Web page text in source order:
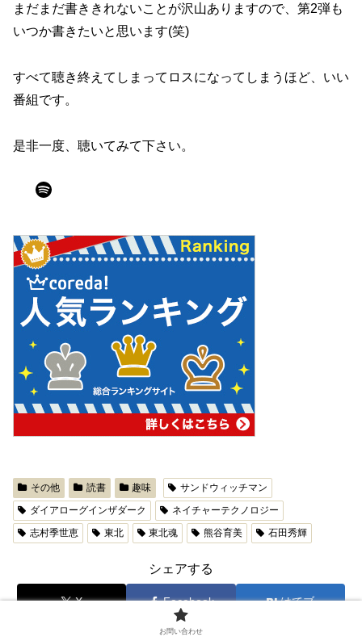
まだまだ書ききれないことが沢山ありますので、第2弾も
いつか書きたいと思います(笑)
すべて聴き終えてしまってロスになってしまうほど、いい
番組です。
是非一度、聴いてみて下さい。
Spotify
その他 読書 趣味
サンドウィッチマン
ダイアローグインザダーク
ネイチャーテクノロジー
志村季世恵
東北 東北魂 熊谷育美 石田秀輝
シェアする
X Facebook はてブ
お問い合わせ